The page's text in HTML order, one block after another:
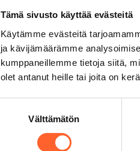
Tämä sivusto käyttää evästeitä
Käytämme evästeitä
ja kävijämäärämme
kumppaneillemme tietoja siitä,
olet antanut heille tai joita on
Välttämätön
Uutiskuja 3
Vantaa
01770
Työtila
7,34 (Leveys)